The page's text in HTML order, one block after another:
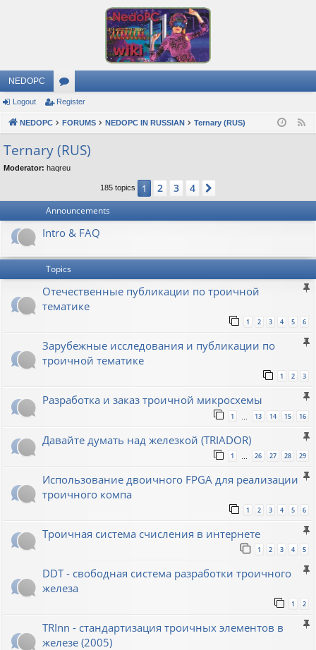
NEDOPC
or
u
m
s
Logout Register
NEDOPC FORUMS NEDOPC IN RUSSIAN Ternary (RUS)
Ternary (RUS)
Moderator: haqreu
185 topics 1 2 3 4
Announcements
Intro & FAQ
Topics
Отечественные публикации по троичной
тематике
1 2 3 4 5 6
Зарубежные исследования и публикации по
троичной тематике
1 2 3
Разработка и заказ троичной микросхемы
1 13 14 15 16
Давайте думать над железкой (TRIADOR)
1 26 27 28 29
Использование двоичного FPGA для реализации
троичного компа
1 2 3 4 5 6
Троичная система счисления в интернете
1 2 3 4 5
DDT - свободная система разработки троичного
железа
1 2
TRInn - стандартизация троичных элементов в
железе (2005)